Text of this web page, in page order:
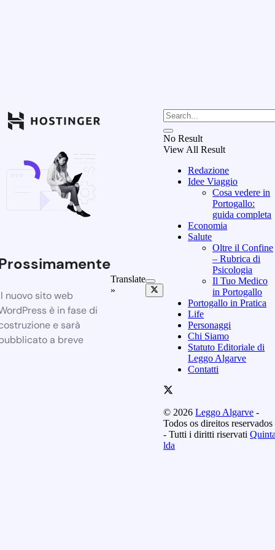
nuovo sito web
è in fase di
e sarà
a breve
Translate
»
No Result
View All Result
Redazione
Idee Viaggio
Cosa vedere in
Portogallo:
guida completa
Economia
Salute
Oltre il Confine
– Rubrica di
Psicologia
Il Tuo Medico
in Portogallo
Portogallo in Pratica
Life
Personaggi
Chi Siamo
Statuto Editoriale di
Leggo Algarve
Contatti
© 2026Leggo Algarve -
Todos os direitos reservados
- Tutti i diritti riservati
lda